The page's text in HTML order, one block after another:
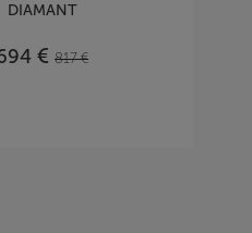
DIAMANT
€ 817€